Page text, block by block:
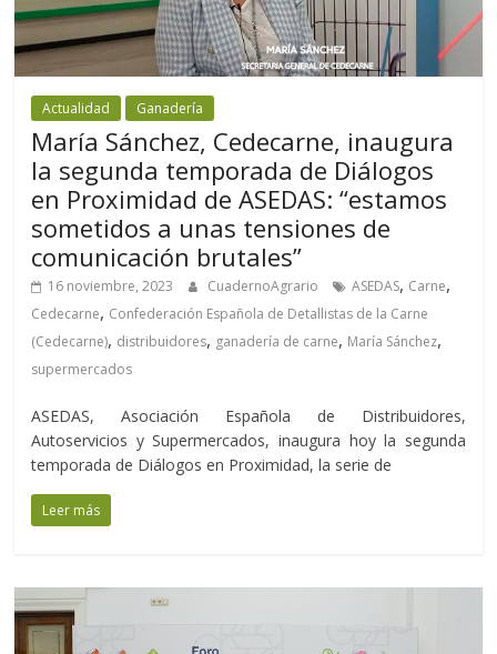
Actualidad Ganadería
María Sánchez, Cedecarne, inaugura
la segunda temporada de Diálogos
en Proximidad de ASEDAS: “estamos
sometidos a unas tensiones de
comunicación brutales”
16 noviembre, 2023 CuadernoAgrario ASEDAS, Carne,
Cedecarne, Confederación Española de Detallistas de la Carne
(Cedecarne), distribuidores, ganadería de carne, María Sánchez,
supermercados
ASEDAS, Asociación Española de Distribuidores,
Autoservicios y Supermercados, inaugura hoy la segunda
temporada de Diálogos en Proximidad, la serie de
Leer más